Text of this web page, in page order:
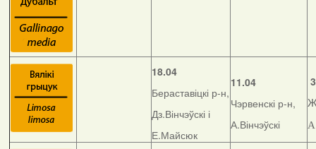
18.04
Бераставіцкі р-н,
Дз.Вінчэўскі і
Е.Майсюк
11.04
Чэрвенскі р-н,
А.Вінчэўскі